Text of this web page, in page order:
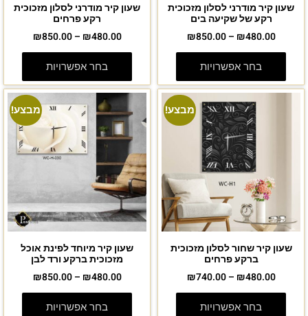
שעון קיר מודרני לסלון מזכוכית
רקע של שקיעה בים
₪480.00
–
₪850.00
בחר אפשרויות
שעון קיר מודרני לסלון מזכוכית
רקע פרחים
₪480.00
–
₪850.00
בחר אפשרויות
מבצע!
שעון קיר שחור לסלון מזכוכית
ברקע פרחים
₪480.00
–
₪740.00
בחר אפשרויות
מבצע!
שעון קיר מיוחד לפינת אוכל
מזכוכית ברקע ורד לבן
₪480.00
–
₪850.00
בחר אפשרויות